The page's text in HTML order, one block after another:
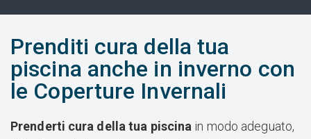
Prenditi cura della tua
piscina anche in inverno con
le Coperture Invernali
Prenderti cura della tua piscina in modo adeguato,